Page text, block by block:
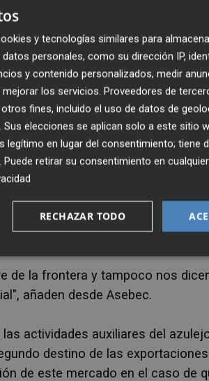
de un nuevo embajador argelino
Financiera
renovó la prohibición
esta restricción no afectaba a
Desde entonces no ha habido
criticanla ausencia de
le reivindica más transparencia
de la frontera y tampoco nos
añaden desde Asebec.
actividades auxiliares del
destino de las exportaciones
de este mercado en el caso de
y tecnologías similares para
personales, como su dirección IP,
y contenido personalizados, medir
los servicios. Proveedores de
fines, incluido el uso de datos de
elecciones se aplican solo a este sitio
legítimo en lugar del consentimiento; tiene
. Puede retirar su consentimiento en
RECHAZAR TODO